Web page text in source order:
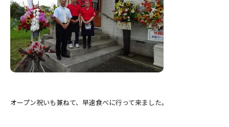
オープン祝いも兼ねて、早速食べに行って来ました。